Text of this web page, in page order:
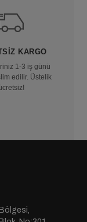
KARGO
1-3 iş günü
edilir. Üstelik